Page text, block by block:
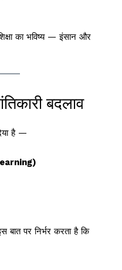
का भविष्य — इंसान और
बदलाव
है —
पर निर्भर करता है कि